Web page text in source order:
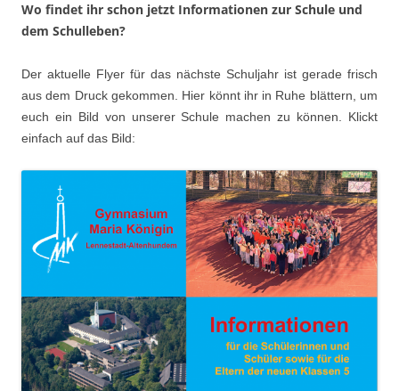
Wo findet ihr schon jetzt Informationen zur Schule und
dem Schulleben?
Der aktuelle Flyer für das nächste Schuljahr ist gerade frisch
aus dem Druck gekommen. Hier könnt ihr in Ruhe blättern, um
euch ein Bild von unserer Schule machen zu können. Klickt
einfach auf das Bild: